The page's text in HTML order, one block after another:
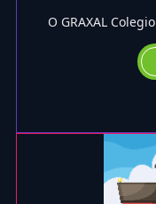
O GRAXAL